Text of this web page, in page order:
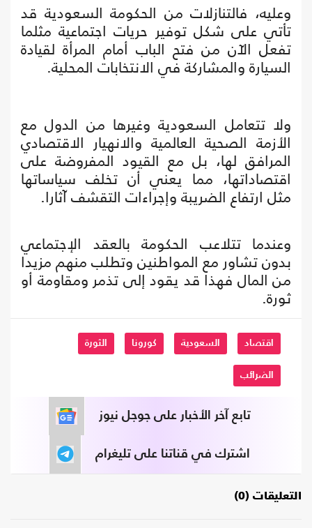
وعليه، فالتنازلات من الحكومة السعودية قد
تأتي على شكل توفير حريات اجتماعية مثلما
تفعل الآن من فتح الباب أمام المرأة لقيادة
السيارة والمشاركة في الانتخابات المحلية.
ولا تتعامل السعودية وغيرها من الدول مع
الأزمة الصحية العالمية والانهيار الاقتصادي
المرافق لها، بل مع القيود المفروضة على
اقتصاداتها، مما يعني أن تخلف سياساتها
مثل ارتفاع الضريبة وإجراءات التقشف آثارا.
وعندما تتلاعب الحكومة بالعقد الإجتماعي
بدون تشاور مع المواطنين وتطلب منهم مزيدا
من المال فهذا قد يقود إلى تذمر ومقاومة أو
ثورة.
اقتصاد السعودية كورونا الثورة
الضرائب
تابع آخر الأخبار على جوجل نيوز
اشترك في قناتنا على تليغرام
التعليقات (0)